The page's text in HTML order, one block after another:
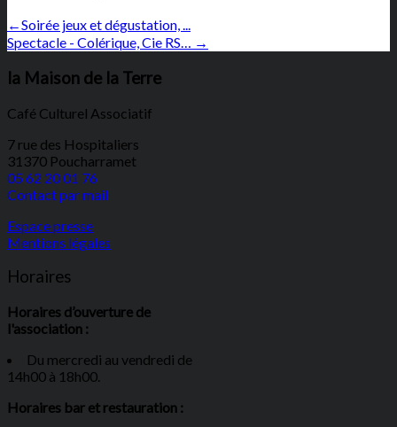
←Soirée jeux et dégustation, ...
Spectacle - Colérique, Cie RS… →
la Maison de la Terre
Café Culturel Associatif
7 rue des Hospitaliers
31370 Poucharramet
05 62 20 01 76
Contact par mail
Espace presse
Mentions légales
Horaires
Horaires d’ouverture de
l'association :
Du mercredi au vendredi de
14h00 à 18h00.
Horaires bar et restauration :